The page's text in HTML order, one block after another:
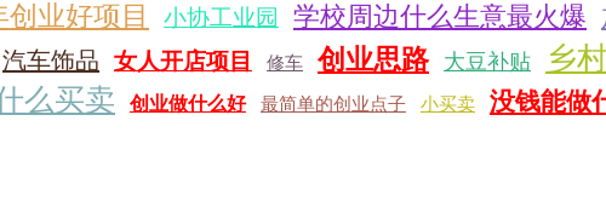
创业好项目 小协工业园 学校周边什么生意最火爆
汽车饰品 女人开店项目 修车 创业思路 大豆补贴 乡
么买卖 创业做什么好 最简单的创业点子 小买卖 没钱能做